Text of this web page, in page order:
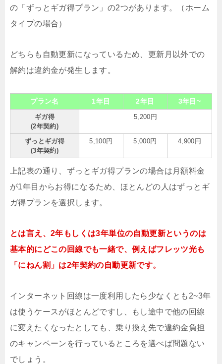
の「ずっとギガ得プラン」の2つがあります。（ホーム
タイプの場合）
どちらも自動更新になっているため、更新月以外での
解約は違約金が発生します。
プラン名 1年目 2年目 3年目~
ギガ得
(2年契約)
5,200円
ずっとギガ得
(3年契約)
5,100円 5,000円 4,900円
上記表の通り、ずっとギガ得プランの場合は月額料金
が1年目からお得になるため、ほとんどの人はずっとギ
ガ得プランを選択します。
とは言え、2年もしくは3年単位の自動更新というのは
基本的にどこの回線でも一緒で、例えばフレッツ光も
「にねん割」は2年契約の自動更新です。
インターネット回線は一度利用したら少なくとも2~3年
は使うケースがほとんどですし、もし途中で他の回線
に変えたくなったとしても、乗り換え先で違約金負担
のキャンペーンを行っているところを選べば問題ない
でしょう。